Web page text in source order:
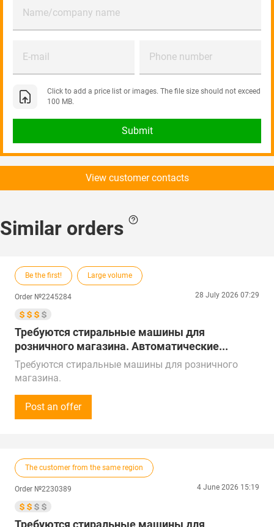
Name/company name
E-mail Phone number
Click to add a price list or images. The file size should not exceed
100 MB.
Submit
View customer contacts
Similar orders
Be the first! Large volume
Order №2245284 28 July 2026 07:29
Требуются стиральные машины для
розничного магазина. Автоматические...
Требуются стиральные машины для розничного
магазина.
горизонтальная загрузка, средний и высокий
ценовой сегмент, под заказ.
местному времени.
Предложения от поставщиков рассмотрим по РФ,
Китаю, Республике Беларусь, Турции, ОАЭ и
Доставка в г. Москва, Тёплый стан
Post an offer
The customer from the same region
Order №2230389 4 June 2026 15:19
Требуются стиральные машины для